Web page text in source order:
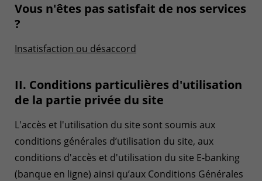
Vous n'êtes pas satisfait de nos services
?
Insatisfaction ou désaccord
II. Conditions particulières d'utilisation
de la partie privée du site
L'accès et l'utilisation du site sont soumis aux
conditions générales d’utilisation du site, aux
conditions d'accès et d'utilisation du site E-banking
(banque en ligne) ainsi qu’aux Conditions Générales